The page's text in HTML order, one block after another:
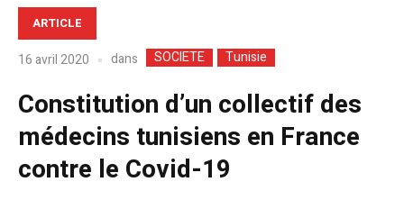
ARTICLE
16 avril 2020 dans SOCIETE Tunisie
Constitution d’un collectif des
médecins tunisiens en France
contre le Covid-19